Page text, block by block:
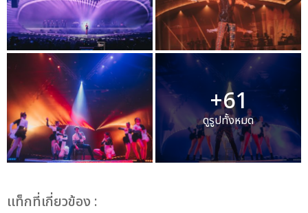
+61
ดูรูปทั้งหมด
เเท็กที่เกี่ยวข้อง :